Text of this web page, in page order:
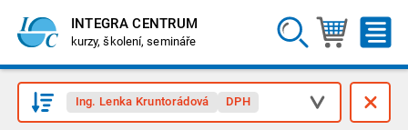
INTEGRA CENTRUM
kurzy, školení, semináře
Ing. Lenka Kruntorádová DPH